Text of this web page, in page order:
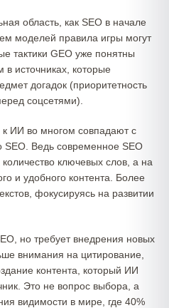
область, как SEO в начале
моделей правила игры могут
тактики GEO уже понятны
источниках, которые
догадок (приоритетность
соцсетями).
к ИИ во многом совпадают с
SEO. Ведь современное SEO
ключевых слов, а на
и удобного контента. Более
фокусируясь на развитии
но требует внедрения новых
внимания на цитирование,
контента, который ИИ
Это не вопрос выбора, а
видимости в мире, где 40%